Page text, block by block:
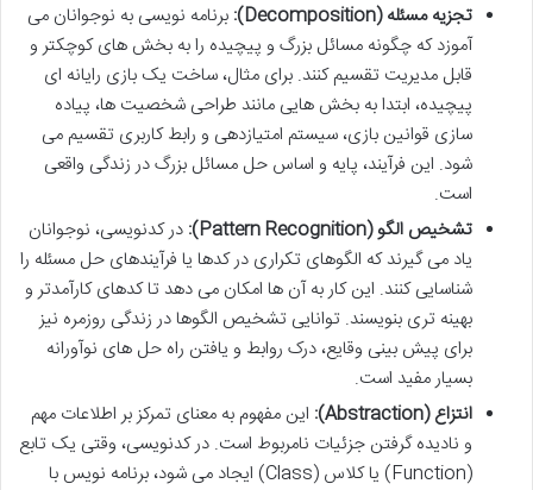
تجزیه مسئله (Decomposition):
برنامه نویسی به نوجوانان می
آموزد که چگونه مسائل بزرگ و پیچیده را به بخش های کوچکتر و
قابل مدیریت تقسیم کنند. برای مثال، ساخت یک بازی رایانه ای
پیچیده، ابتدا به بخش هایی مانند طراحی شخصیت ها، پیاده
سازی قوانین بازی، سیستم امتیازدهی و رابط کاربری تقسیم می
شود. این فرآیند، پایه و اساس حل مسائل بزرگ در زندگی واقعی
است.
تشخیص الگو (Pattern Recognition):
در کدنویسی، نوجوانان
یاد می گیرند که الگوهای تکراری در کدها یا فرآیندهای حل مسئله را
شناسایی کنند. این کار به آن ها امکان می دهد تا کدهای کارآمدتر و
بهینه تری بنویسند. توانایی تشخیص الگوها در زندگی روزمره نیز
برای پیش بینی وقایع، درک روابط و یافتن راه حل های نوآورانه
بسیار مفید است.
انتزاع (Abstraction):
این مفهوم به معنای تمرکز بر اطلاعات مهم
و نادیده گرفتن جزئیات نامربوط است. در کدنویسی، وقتی یک تابع
(Function) یا کلاس (Class) ایجاد می شود، برنامه نویس با